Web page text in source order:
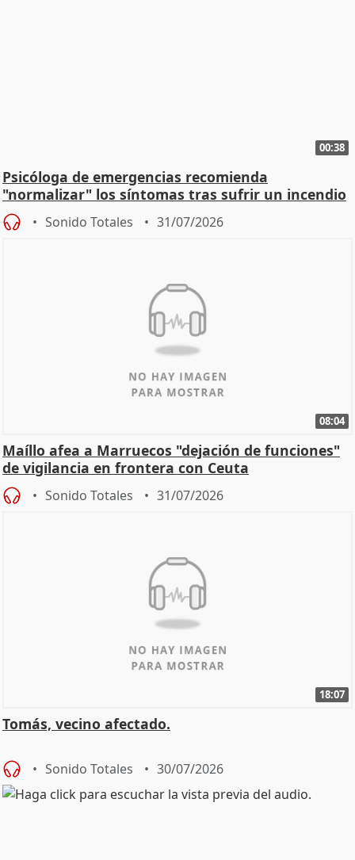
00:38
Psicóloga de emergencias recomienda
"normalizar" los síntomas tras sufrir un incendio
Sonido Totales 31/07/2026
08:04
Maíllo afea a Marruecos "dejación de funciones"
de vigilancia en frontera con Ceuta
Sonido Totales 31/07/2026
18:07
Tomás, vecino afectado.
Sonido Totales 30/07/2026